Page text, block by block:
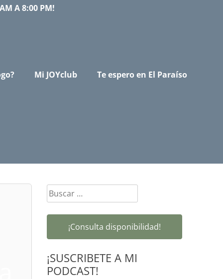
A 8:00 PM!
Mi JOYclub Te espero en El Paraíso
Buscar:
¡Consulta disponibilidad!
¡SUSCRIBETE A MI
PODCAST!